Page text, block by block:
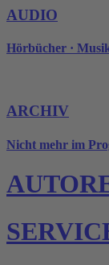
AUDIO
Hörbücher ·
ARCHIV
Nicht mehr im